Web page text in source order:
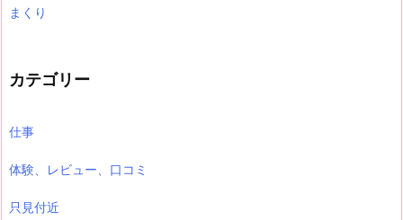
まくり
カテゴリー
仕事
体験、レビュー、口コミ
只見付近